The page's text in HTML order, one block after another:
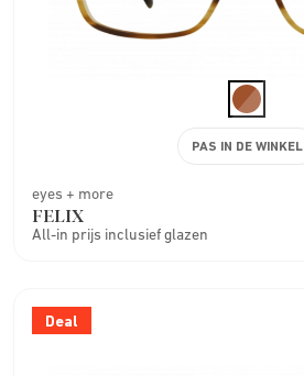
eyes + more
FELIX
All-in prijs inclusief glazen
PAS IN DE WINKEL
Deal